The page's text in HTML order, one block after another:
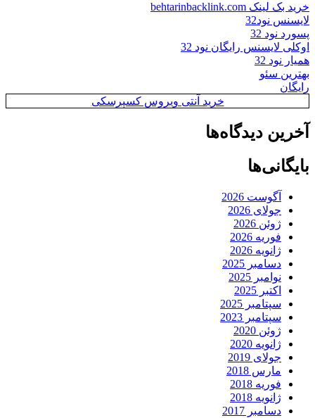
خرید بک لینک behtarinbacklink.com
لایسنس نود32
پسورد نود 32
اوکلی لایسنس رایگان نود 32
همیار نود 32
بهترین سئو
رایگان
خرید آنتی ویروس کسپرسکی
آخرین دیدگاه‌ها
بایگانی‌ها
آگوست 2026
جولای 2026
ژوئن 2026
فوریه 2026
ژانویه 2026
دسامبر 2025
نوامبر 2025
اکتبر 2025
سپتامبر 2025
سپتامبر 2023
ژوئن 2020
ژانویه 2020
جولای 2019
مارس 2018
فوریه 2018
ژانویه 2018
دسامبر 2017